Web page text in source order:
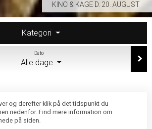
KINO & KAGE D. 20. AUGUST
Kategori
Dato
Alle dage
og derefter klik på det tidspunkt du
nedenfor. Find mere information om
på siden.